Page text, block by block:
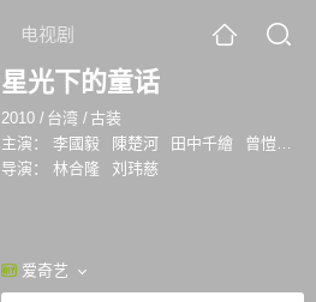
电视剧
星光下的童话
2010 / 台湾 / 古装
主演：
李國毅 陳楚河 田中千繪 曾愷玹
导演：
林合隆 刘玮慈
爱奇艺